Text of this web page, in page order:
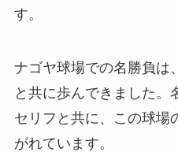
す。
ナゴヤ球場での名勝負は
と共に歩んできました。
セリフと共に、この球場
がれています。